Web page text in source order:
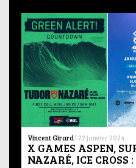
Vincent Girard | 22 janvier 2024
X GAMES ASPEN,
NAZARÉ, ICE CROSS